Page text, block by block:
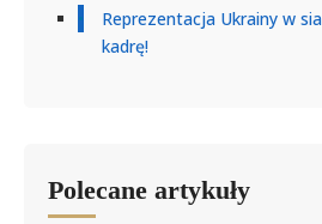
Reprezentacja Ukrainy w
kadrę!
Polecane artykuły